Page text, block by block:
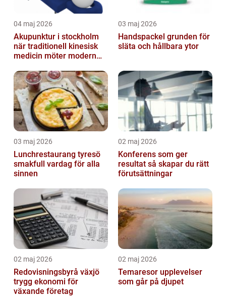
04 maj 2026
Akupunktur i stockholm
när traditionell kinesisk
medicin möter modern
03 maj 2026
Handspackel grunden för
släta och hållbara ytor
03 maj 2026
Lunchrestaurang tyresö
smakfull vardag för alla
sinnen
02 maj 2026
Konferens som ger
resultat så skapar du rätt
förutsättningar
02 maj 2026
Redovisningsbyrå växjö
trygg ekonomi för
växande företag
02 maj 2026
Temaresor upplevelser
som går på djupet